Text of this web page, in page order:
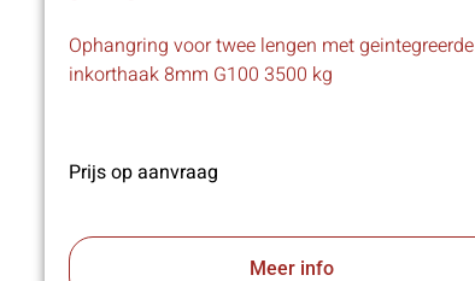
Ophangring voor twee lengen met geintegreerde
inkorthaak 8mm G100 3500 kg
Prijs op aanvraag
Meer info